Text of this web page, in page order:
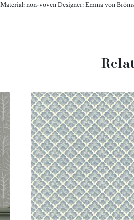
Material: non-voven Designer: Emma von